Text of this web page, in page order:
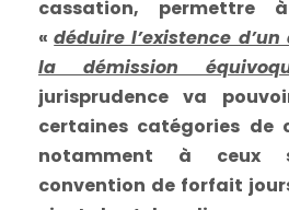
cassation, permettre
«déduire l’existence
la démission
jurisprudence va
certaines catégories de
notamment à ceux
convention de forfait